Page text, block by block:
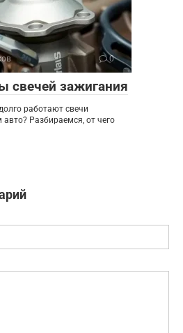
0
свечей зажигания
работают свечи
Разбираемся, от чего